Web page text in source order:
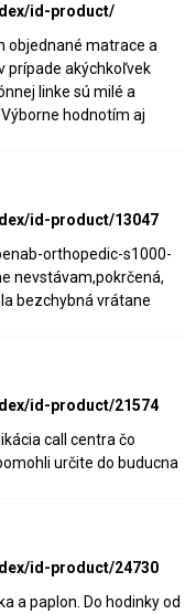
id-product/
objednané matrace a
prípade akýchkoľvek
linke sú milé a
hodnotím aj
id-product/13047
orthopedic-s1000-
nevstávam,pokrčená,
bezchybná vrátane
id-product/21574
call centra čo
určite do buducna
id-product/24730
a paplon. Do hodinky od